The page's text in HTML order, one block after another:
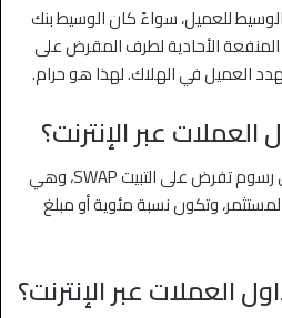
للعميل، سواءً كان الوسيط بنك
الأحادية لطرف المقرض على
العميل في الهلاك. لهذا هو حرام.
العملات عبر الإنترنت؟
الربا في تداول العملات، هو أي رسوم تفرض على التبيت SWAP، وهي
وتكون نسبة مئوية أو مبلغ
العملات عبر الإنترنت؟